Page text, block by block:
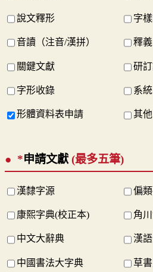
說文釋形 字
音讀（注音/漢拼） 釋義
關鍵文獻 研
字形收錄 系統
形體資料表申請 其他
*申請文獻 (最多五筆)
漢隸字源 偏
康熙字典(校正本) 角
中文大辭典 漢
中國書法大字典 草